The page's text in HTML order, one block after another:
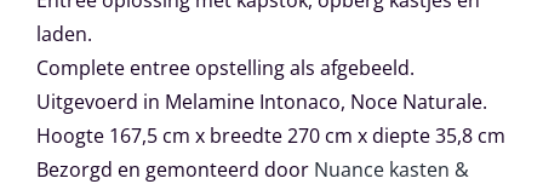
laden.
Complete entree opstelling als afgebeeld.
Uitgevoerd in Melamine Intonaco, Noce Naturale.
Hoogte 167,5 cm x breedte 270 cm x diepte 35,8 cm
Bezorgd en gemonteerd door Nuance kasten &